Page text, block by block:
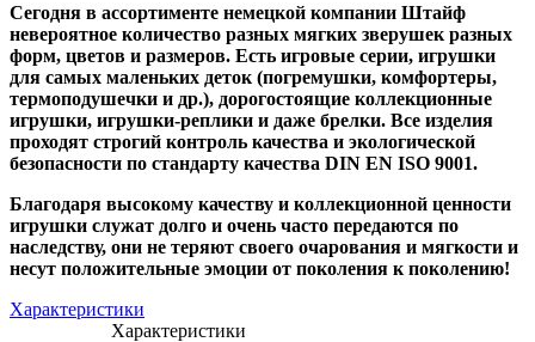
Сегодня в ассортименте немецкой компании Штайф
невероятное количество разных мягких зверушек разных
форм, цветов и размеров. Есть игровые серии, игрушки
для самых маленьких деток (погремушки, комфортеры,
термоподушечки и др.), дорогостоящие коллекционные
игрушки, игрушки-реплики и даже брелки. Все изделия
проходят строгий контроль качества и экологической
безопасности по стандарту качества DIN EN ISO 9001.
Благодаря высокому качеству и коллекционной ценности
игрушки служат долго и очень часто передаются по
наследству, они не теряют своего очарования и мягкости и
несут положительные эмоции от поколения к поколению!
Характеристики
Характеристики